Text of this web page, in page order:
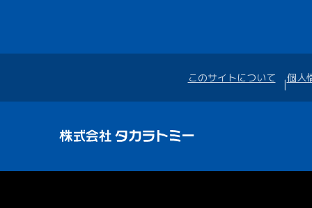
このサイトについて 個人